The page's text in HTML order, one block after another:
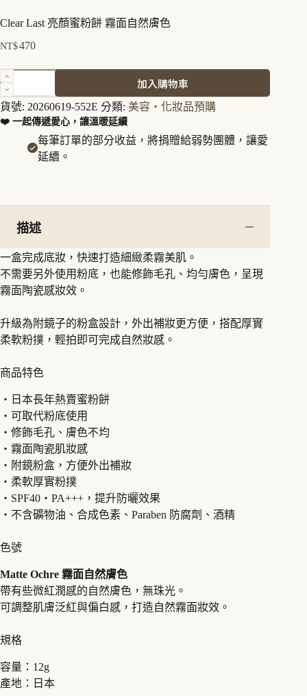
Clear Last 亮顏蜜粉餅 霧面自然膚色
NT$470
Clear
Last
亮
顏
蜜
數
量
加入購物車
貨號: 20260619-552E 分類: 美容・化妝品預購
❤️ 一起傳遞愛心，讓溫暖延續
每筆訂單的部分收益，將捐贈給弱勢團體，讓愛
延續。
描述
一盒完成底妝，快速打造細緻柔霧美肌。
不需要另外使用粉底，也能修飾毛孔、均勻膚色，呈現
霧面陶瓷感妝效。
升級為附鏡子的粉盒設計，外出補妝更方便，搭配厚實
柔軟粉撲，輕拍即可完成自然妝感。
商品特色
・日本長年熱賣蜜粉餅
・可取代粉底使用
・修飾毛孔、膚色不均
・霧面陶瓷肌妝感
・附鏡粉盒，方便外出補妝
・柔軟厚實粉撲
・SPF40・PA+++，提升防曬效果
・不含礦物油、合成色素、Paraben 防腐劑、酒精
色號
Matte Ochre 霧面自然膚色
帶有些微紅潤感的自然膚色，無珠光。
可調整肌膚泛紅與偏白感，打造自然霧面妝效。
規格
容量：12g
產地：日本